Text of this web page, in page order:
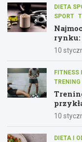
DIETA
SPORT
rynku:
10
FITNESS
10
DIETA I